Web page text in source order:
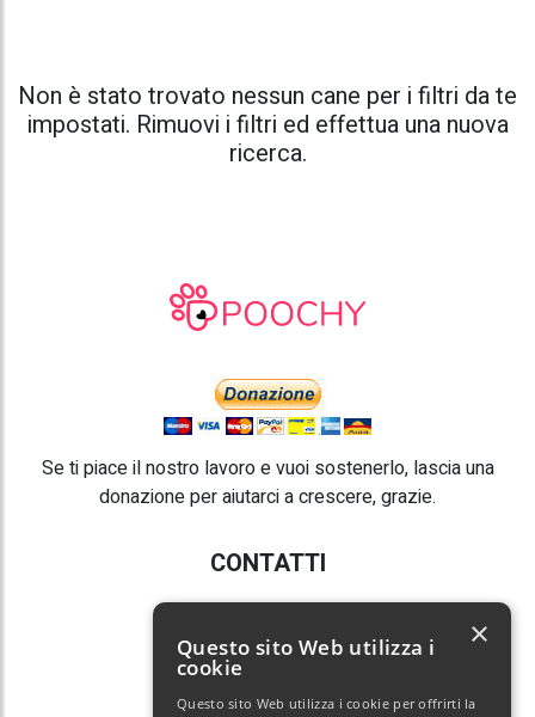
Non è stato trovato nessun cane per i filtri da te
impostati. Rimuovi i filtri ed effettua una nuova
ricerca.
Se ti piace il nostro lavoro e vuoi sostenerlo, lascia una
donazione per aiutarci a crescere, grazie.
CONTATTI
E-mail:info@poochy.it
Questo sito Web utilizza i
cookie
Questo sito Web utilizza i cookie per offrirti la
×